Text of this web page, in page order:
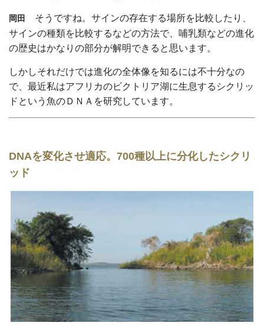
岡田
そうですね。サインの存在する場所を比較したり、
サインの種類を比較するなどの方法で、哺乳類などの進化
の歴史はかなりの部分が解明できると思います。
しかしそれだけでは進化の全体像を知るには不十分なの
で、最近私はアフリカのビクトリア湖に生息するシクリッ
ドという魚のＤＮＡを研究しています。
DNAを変化させ適応。700種以上に分化したシクリ
ッド